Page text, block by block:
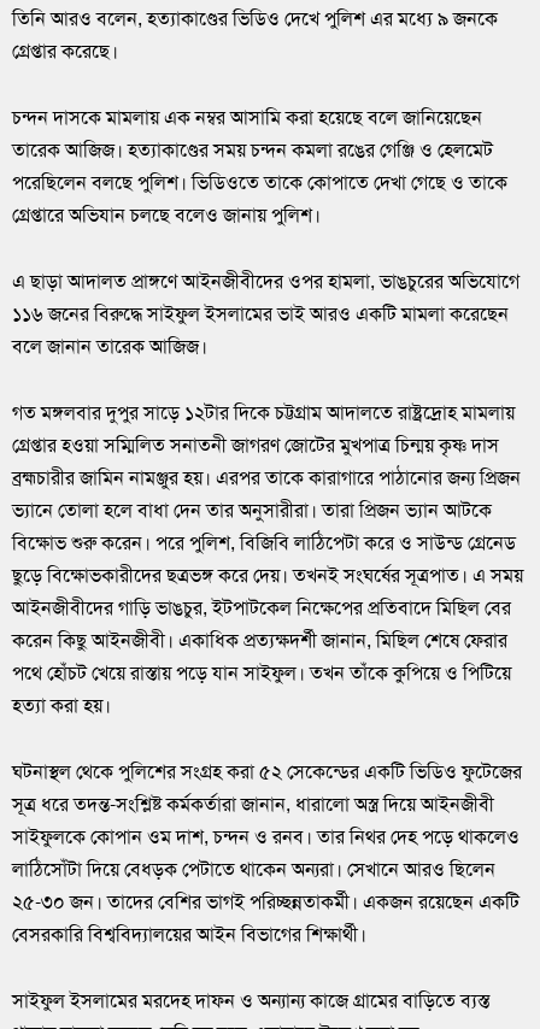
তিনি আরও বলেন, হত্যাকাণ্ডের ভিডিও দেখে পুলিশ এর মধ্যে ৯ জনকে
গ্রেপ্তার করেছে।
চন্দন দাসকে মামলায় এক নম্বর আসামি করা হয়েছে বলে জানিয়েছেন
তারেক আজিজ। হত্যাকাণ্ডের সময় চন্দন কমলা রঙের গেঞ্জি ও হেলমেট
পরেছিলেন বলছে পুলিশ। ভিডিওতে তাকে কোপাতে দেখা গেছে ও তাকে
গ্রেপ্তারে অভিযান চলছে বলেও জানায় পুলিশ।
এ ছাড়া আদালত প্রাঙ্গণে আইনজীবীদের ওপর হামলা, ভাঙচুরের অভিযোগে
১১৬ জনের বিরুদ্ধে সাইফুল ইসলামের ভাই আরও একটি মামলা করেছেন
বলে জানান তারেক আজিজ।
গত মঙ্গলবার দুপুর সাড়ে ১২টার দিকে চট্টগ্রাম আদালতে রাষ্ট্রদ্রোহ মামলায়
গ্রেপ্তার হওয়া সম্মিলিত সনাতনী জাগরণ জোটের মুখপাত্র চিন্ময় কৃষ্ণ দাস
ব্রহ্মচারীর জামিন নামঞ্জুর হয়। এরপর তাকে কারাগারে পাঠানোর জন্য প্রিজন
ভ্যানে তোলা হলে বাধা দেন তার অনুসারীরা। তারা প্রিজন ভ্যান আটকে
বিক্ষোভ শুরু করেন। পরে পুলিশ, বিজিবি লাঠিপেটা করে ও সাউন্ড গ্রেনেড
ছুড়ে বিক্ষোভকারীদের ছত্রভঙ্গ করে দেয়। তখনই সংঘর্ষের সূত্রপাত। এ সময়
আইনজীবীদের গাড়ি ভাঙচুর, ইটপাটকেল নিক্ষেপের প্রতিবাদে মিছিল বের
করেন কিছু আইনজীবী। একাধিক প্রত্যক্ষদর্শী জানান, মিছিল শেষে ফেরার
পথে হোঁচট খেয়ে রাস্তায় পড়ে যান সাইফুল। তখন তাঁকে কুপিয়ে ও পিটিয়ে
হত্যা করা হয়।
ঘটনাস্থল থেকে পুলিশের সংগ্রহ করা ৫২ সেকেন্ডের একটি ভিডিও ফুটেজের
সূত্র ধরে তদন্ত-সংশ্লিষ্ট কর্মকর্তারা জানান, ধারালো অস্ত্র দিয়ে আইনজীবী
সাইফুলকে কোপান ওম দাশ, চন্দন ও রনব। তার নিথর দেহ পড়ে থাকলেও
লাঠিসোঁটা দিয়ে বেধড়ক পেটাতে থাকেন অন্যরা। সেখানে আরও ছিলেন
২৫-৩০ জন। তাদের বেশির ভাগই পরিচ্ছন্নতাকর্মী। একজন রয়েছেন একটি
বেসরকারি বিশ্ববিদ্যালয়ের আইন বিভাগের শিক্ষার্থী।
সাইফুল ইসলামের মরদেহ দাফন ও অন্যান্য কাজে গ্রামের বাড়িতে ব্যস্ত